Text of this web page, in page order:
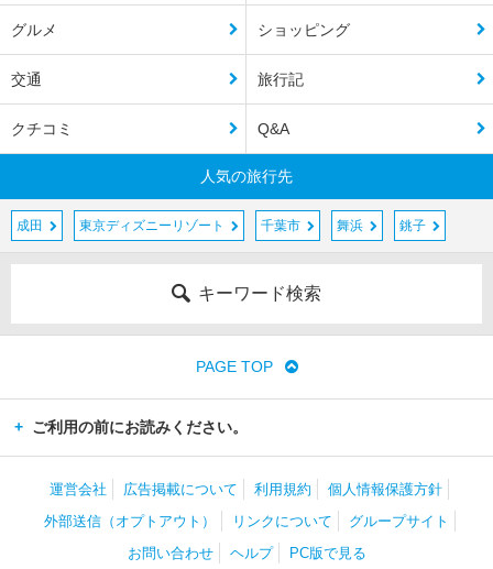
グルメ ショッピング
交通 旅行記
クチコミ Q&A
人気の旅行先
成田 東京ディズニーリゾート 千葉市 舞浜 銚子
キーワード検索
PAGE TOP
ご利用の前にお読みください。
運営会社 広告掲載について 利用規約
個人情報保護方針
外部送信（オプトアウト）
リンクについて
グループサイト
お問い合わせ
ヘルプ PC版で見る